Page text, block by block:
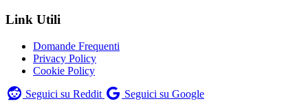
Link Utili
Domande Frequenti
Privacy Policy
Cookie Policy
Seguici su Reddit
Seguici su Google